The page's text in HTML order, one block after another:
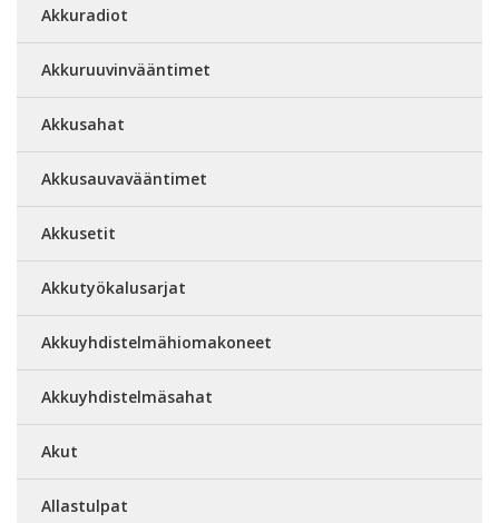
Akkuradiot
Akkuruuvinvääntimet
Akkusahat
Akkusauvavääntimet
Akkusetit
Akkutyökalusarjat
Akkuyhdistelmähiomakoneet
Akkuyhdistelmäsahat
Akut
Allastulpat